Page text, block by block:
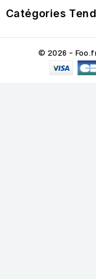
Catégories
© 2026 -